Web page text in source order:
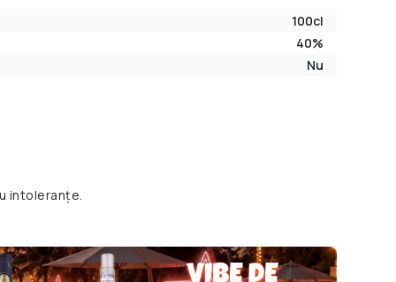
100cl
40%
Nu
intoleranțe.